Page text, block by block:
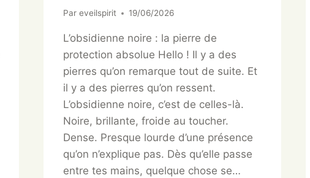
Par eveilspirit 19/06/2026
L’obsidienne noire : la pierre de
protection absolue Hello ! Il y a des
pierres qu’on remarque tout de suite. Et
il y a des pierres qu’on ressent.
L’obsidienne noire, c’est de celles-là.
Noire, brillante, froide au toucher.
Dense. Presque lourde d’une présence
qu’on n’explique pas. Dès qu’elle passe
entre tes mains, quelque chose se…